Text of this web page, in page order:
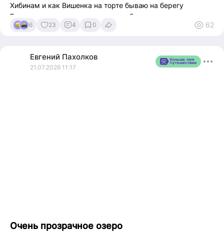
Хибинам и как Вишенка на торте бываю на берегу
Баренцева моря, мне простор необходим как воздух, в
таких местах дух свободы ярче, интерес насыщенней,
имеют силу, с некоторыми лучше не взаимодействовать, а
некоторые стоят пустые, просто камни..
6 23 4 0 62
Евгений Пахолков
21.07.2026 11:17
Очень прозрачное озеро